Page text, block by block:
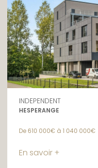
INDEPENDENT
HESPERANGE
De 610 000€ à 1 040 000€
En savoir +